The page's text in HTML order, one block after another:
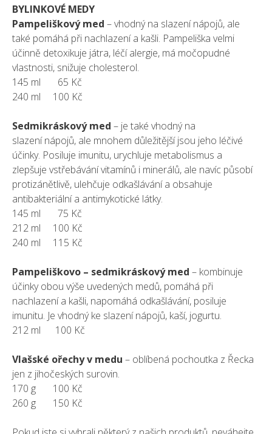
BYLINKOVÉ MEDY
Pampeliškový med – vhodný na slazení nápojů, ale
také pomáhá při nachlazení a kašli. Pampeliška velmi
účinně detoxikuje játra, léčí alergie, má močopudné
vlastnosti, snižuje cholesterol.
145 ml 65 Kč
240 ml 100 Kč
Sedmikráskový med – je také vhodný na
slazení nápojů, ale mnohem důležitější jsou jeho léčivé
účinky. Posiluje imunitu, urychluje metabolismus a
zlepšuje vstřebávání vitamínů i minerálů, ale navíc působí
protizánětlivě, ulehčuje odkašlávání a obsahuje
antibakteriální a antimykotické látky.
145 ml 75 Kč
212 ml 100 Kč
240 ml 115 Kč
Pampeliškovo – sedmikráskový med – kombinuje
účinky obou výše uvedených medů, pomáhá při
nachlazení a kašli, napomáhá odkašlávání, posiluje
imunitu. Je vhodný ke slazení nápojů, kaší, jogurtu.
212 ml 100 Kč
Vlašské ořechy v medu – oblíbená pochoutka z Řecka
jen z jihočeských surovin.
170 g 100 Kč
260 g 150 Kč